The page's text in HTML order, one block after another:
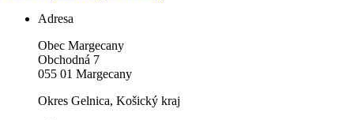
Adresa
Obec Margecany
Obchodná 7
055 01 Margecany
Okres Gelnica, Košický kraj